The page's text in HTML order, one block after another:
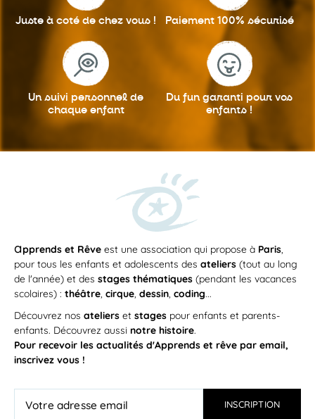
Juste à coté de chez vous ! Paiement 100% sécurisé
Un suivi personnel de
chaque enfant
Du fun garanti pour vos
enfants !
apprends et Rêve est une association qui propose à Paris,
pour tous les enfants et adolescents des ateliers (tout au long
de l'année) et des stages thématiques (pendant les vacances
scolaires) : théâtre, cirque, dessin, coding...
Découvrez nos ateliers et stages pour enfants et parents-
enfants. Découvrez aussi notre histoire.
Pour recevoir les actualités d'Apprends et rêve par email,
inscrivez vous !